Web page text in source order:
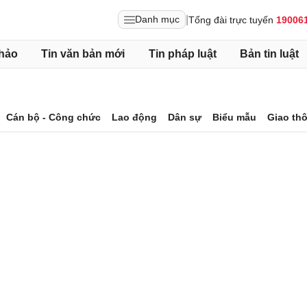
Danh mục Tổng đài trực tuyến
Tin văn bản mới Tin pháp luật Bản tin luật
Cán bộ - Công chức Lao động Dân sự Biểu mẫu Giao